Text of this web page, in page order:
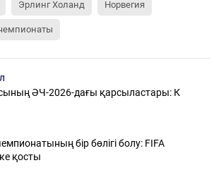
Эрлинг Холанд Норвегия
ӘЧ-2026-дағы қарсыластары: К
бір бөлігі болу: FIFA
қосты